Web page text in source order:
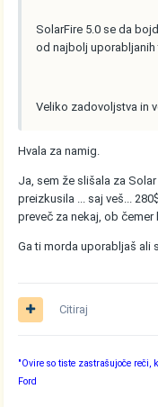
SolarFire 5.0 se da
od najbolj
Veliko zadovoljstva in
Hvala za namig.
Ja, sem že slišala za
preizkusila ... saj veš...
preveč za nekaj, ob
Ga ti morda uporabljaš ali
Citiraj
"Ovire so tiste zastrašujoče
Ford